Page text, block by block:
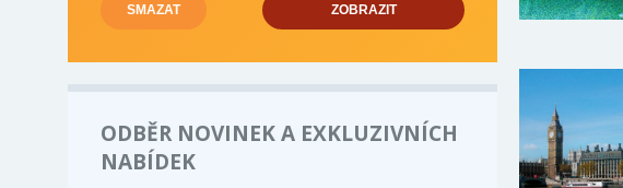
SMAZAT ZOBRAZIT
ODBĚR NOVINEK A EXKLUZIVNÍCH
NABÍDEK